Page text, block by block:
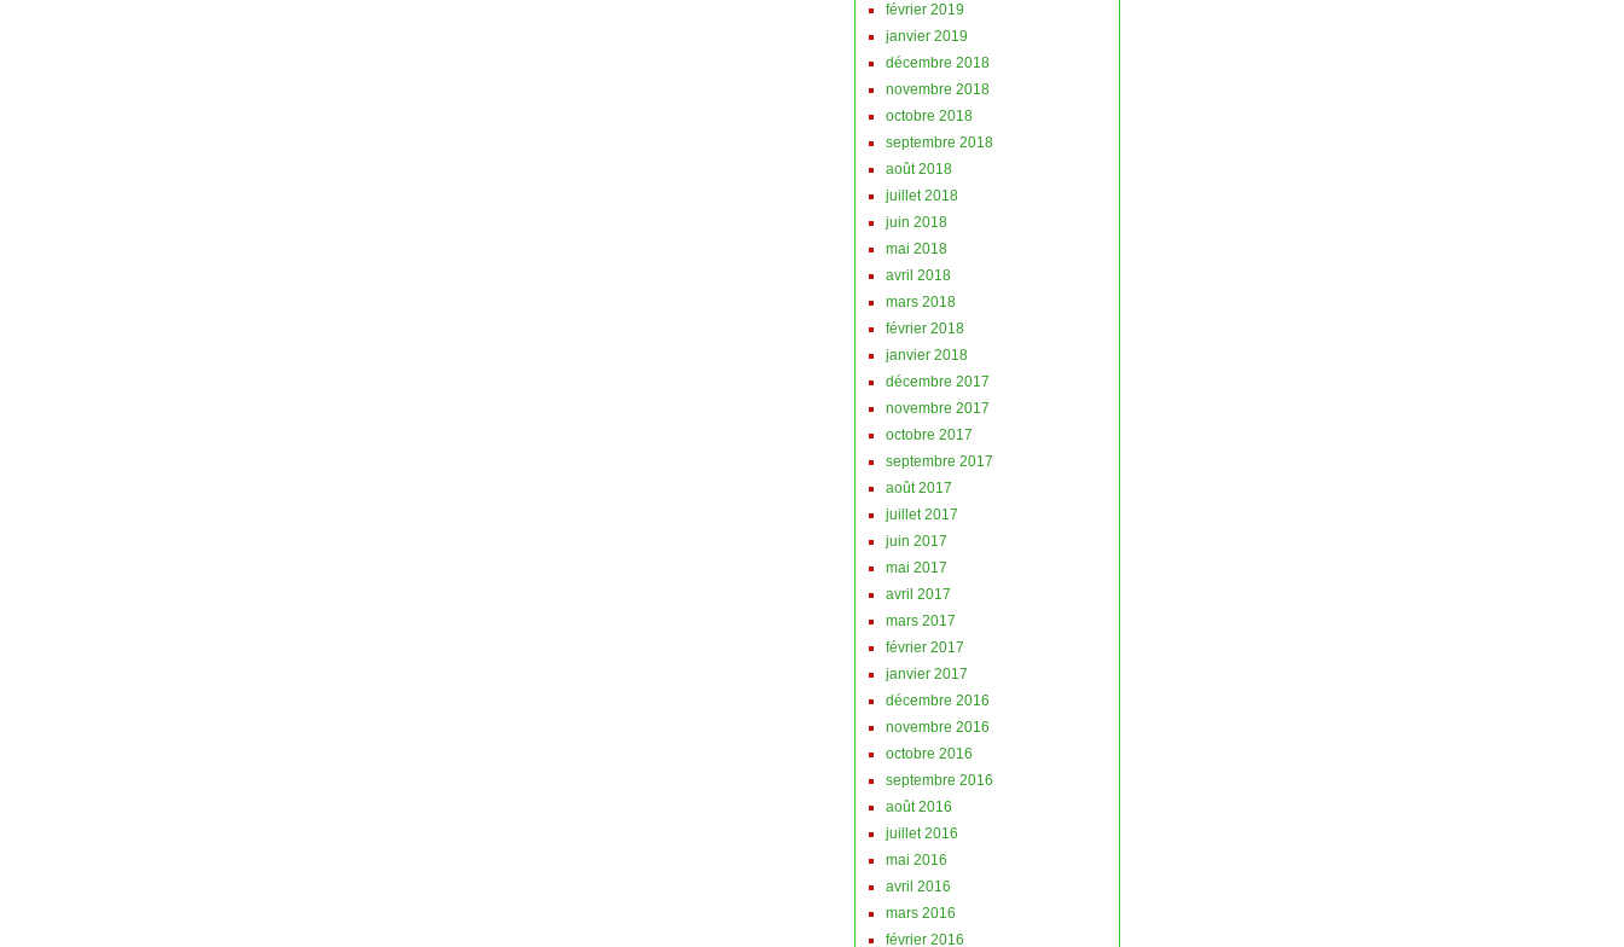
février 2019
janvier 2019
décembre 2018
novembre 2018
octobre 2018
septembre 2018
août 2018
juillet 2018
juin 2018
mai 2018
avril 2018
mars 2018
février 2018
janvier 2018
décembre 2017
novembre 2017
octobre 2017
septembre 2017
août 2017
juillet 2017
juin 2017
mai 2017
avril 2017
mars 2017
février 2017
janvier 2017
décembre 2016
novembre 2016
octobre 2016
septembre 2016
août 2016
juillet 2016
mai 2016
avril 2016
mars 2016
février 2016